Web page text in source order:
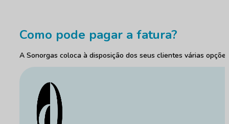
Como pode pagar a fatura?
A Sonorgas coloca à disposição dos seus clientes várias